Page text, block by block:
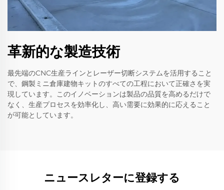
革新的な製造技術
最先端のCNC生産ラインとレーザー切断システムを活用すること
で、鋼製ミニ倉庫建物キットのすべての工程において正確さを実
現しています。このイノベーションは製品の品質を高めるだけで
なく、生産プロセスを効率化し、高い需要に効果的に応えること
が可能としています。
ニュースレターに登録する